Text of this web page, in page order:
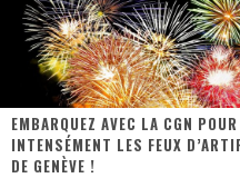
Star Fox
EMBARQUEZ AVEC LA CGN
INTENSÉMENT LES FEUX
DE GENÈVE !